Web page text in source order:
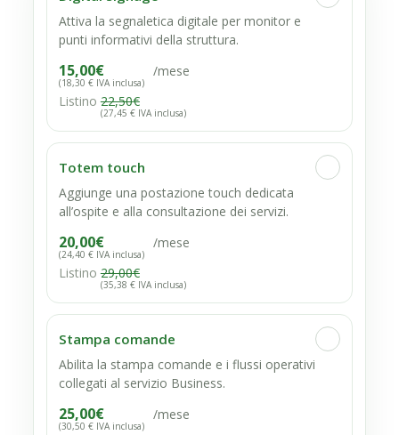
Attiva la segnaletica digitale per monitor e
punti informativi della struttura.
15,00€
(18,30 € IVA inclusa)
/mese
Listino22,50€
(27,45 € IVA inclusa)
Totem touch
Aggiunge una postazione touch dedicata
all’ospite e alla consultazione dei servizi.
20,00€
(24,40 € IVA inclusa)
/mese
Listino29,00€
(35,38 € IVA inclusa)
Stampa comande
Abilita la stampa comande e i flussi operativi
collegati al servizio Business.
25,00€
(30,50 € IVA inclusa)
/mese